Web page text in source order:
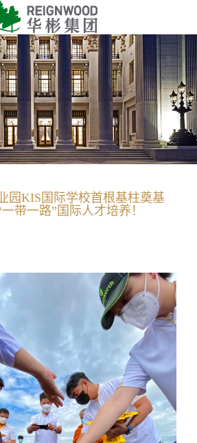
园KIS国际学校首根基柱奠基
带一路”国际人才培养！